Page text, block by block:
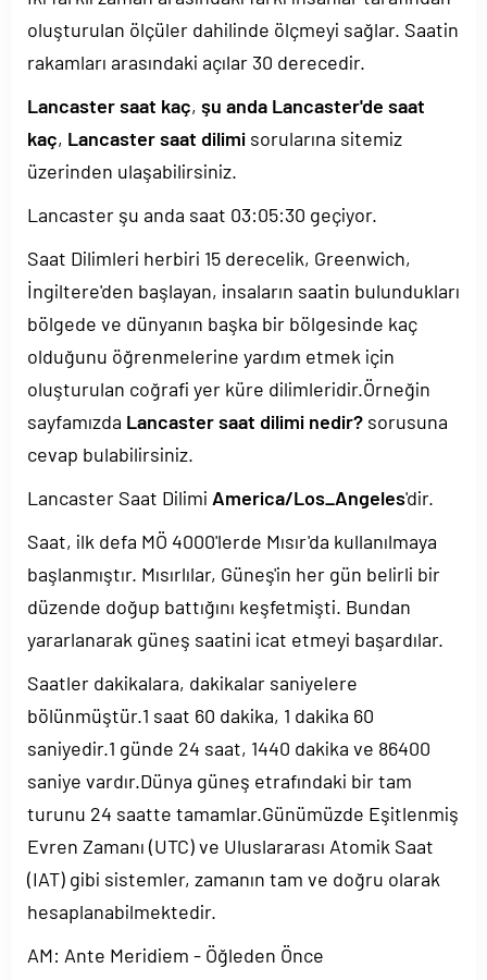
oluşturulan ölçüler dahilinde ölçmeyi sağlar. Saatin
rakamları arasındaki açılar 30 derecedir.
Lancaster saat kaç, şu anda Lancaster'de saat
kaç, Lancaster saat dilimi sorularına sitemiz
üzerinden ulaşabilirsiniz.
Lancaster şu anda saat 03:05:30 geçiyor.
Saat Dilimleri herbiri 15 derecelik, Greenwich,
İngiltere'den başlayan, insaların saatin bulundukları
bölgede ve dünyanın başka bir bölgesinde kaç
olduğunu öğrenmelerine yardım etmek için
oluşturulan coğrafi yer küre dilimleridir.Örneğin
sayfamızda Lancaster saat dilimi nedir? sorusuna
cevap bulabilirsiniz.
Lancaster Saat Dilimi America/Los_Angeles'dir.
Saat, ilk defa MÖ 4000'lerde Mısır'da kullanılmaya
başlanmıştır. Mısırlılar, Güneş'in her gün belirli bir
düzende doğup battığını keşfetmişti. Bundan
yararlanarak güneş saatini icat etmeyi başardılar.
Saatler dakikalara, dakikalar saniyelere
bölünmüştür.1 saat 60 dakika, 1 dakika 60
saniyedir.1 günde 24 saat, 1440 dakika ve 86400
saniye vardır.Dünya güneş etrafındaki bir tam
turunu 24 saatte tamamlar.Günümüzde Eşitlenmiş
Evren Zamanı (UTC) ve Uluslararası Atomik Saat
(IAT) gibi sistemler, zamanın tam ve doğru olarak
hesaplanabilmektedir.
AM: Ante Meridiem - Öğleden Önce